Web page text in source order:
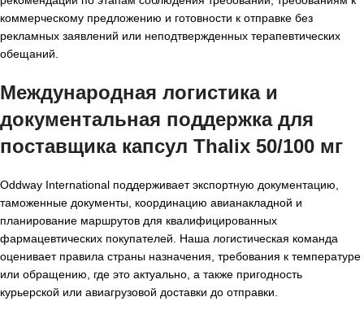
коммерческому предложению и готовности к отправке без
рекламных заявлений или неподтвержденных терапевтических
обещаний.
Международная логистика и
документальная поддержка для
поставщика капсул Thalix 50/100 мг
Oddway International поддерживает экспортную документацию,
таможенные документы, координацию авианакладной и
планирование маршрутов для квалифицированных
фармацевтических покупателей. Наша логистическая команда
оценивает правила страны назначения, требования к температуре
или обращению, где это актуально, а также пригодность
курьерской или авиагрузовой доставки до отправки.